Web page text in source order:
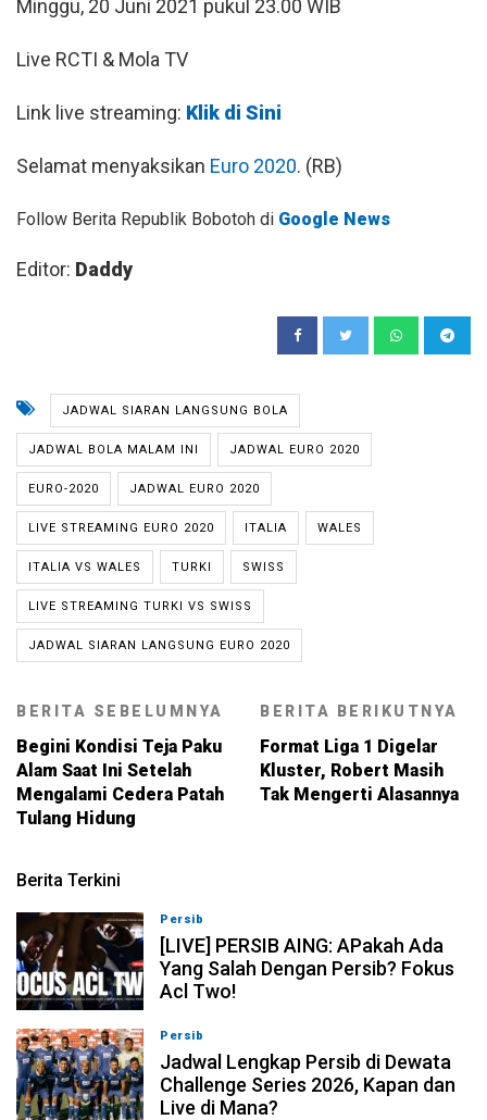
Minggu, 20 Juni 2021 pukul 23.00 WIB
Live RCTI & Mola TV
Link live streaming: Klik di Sini
Selamat menyaksikan Euro 2020. (RB)
Follow Berita Republik Bobotoh di Google News
Editor: Daddy
JADWAL SIARAN LANGSUNG BOLA
JADWAL BOLA MALAM INI JADWAL EURO 2020
EURO-2020 JADWAL EURO 2020
LIVE STREAMING EURO 2020 ITALIA WALES
ITALIA VS WALES TURKI SWISS
LIVE STREAMING TURKI VS SWISS
JADWAL SIARAN LANGSUNG EURO 2020
BERITA SEBELUMNYA
Begini Kondisi Teja Paku
Alam Saat Ini Setelah
Mengalami Cedera Patah
Tulang Hidung
BERITA BERIKUTNYA
Format Liga 1 Digelar
Kluster, Robert Masih
Tak Mengerti Alasannya
Berita Terkini
Persib
[LIVE] PERSIB AING: APakah Ada
Yang Salah Dengan Persib? Fokus
Acl Two!
Persib
Jadwal Lengkap Persib di Dewata
Challenge Series 2026, Kapan dan
Live di Mana?